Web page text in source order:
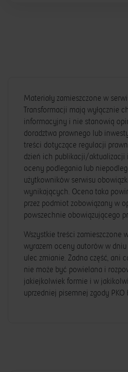
Materiały zamieszczone w
Transformacji mają wyłącznie
informacyjny i nie stanowią
doradztwa prawnego lub
treści dotyczące regulacji
dzień ich publikacji/aktualizacji
oceny podlegania lub
użytkowników serwisu
wynikających. Ocena taka
przez podmiot zobowiązany w
powszechnie obowiązującego
Wszystkie treści zamieszczone
wyrazem oceny autorów w
ulec zmianie. Żadna część, ani
nie może być powielana i
jakiejkolwiek formie i w
uprzedniej pisemnej zgody PKO